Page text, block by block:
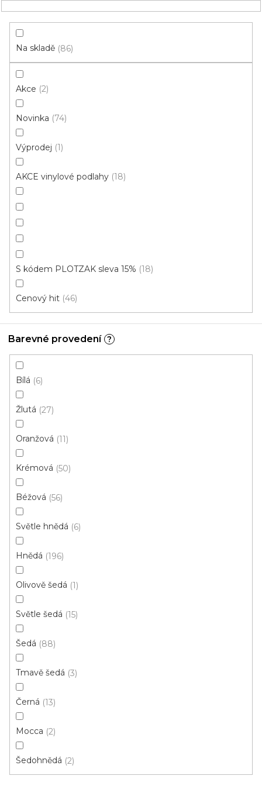
obsah
HLEDAT
NÁKUPNÍ
Do bytu/domu
Vinyl do bytu/domu: Typ
pokládky: Plovoucí (Click-
zámková)
kuchyň
hosty
ZAVŘÍT FILTR
Na skladě 86
Akce 2
Novinka 74
Výprodej 1
AKCE vinylové podlahy 18
S kódem PLOTZAK sleva 15% 18
Cenový hit 46
Barevné provedení ?
Bílá 6
Žlutá 27
Oranžová 11
Krémová 50
Béžová 56
Světle hnědá 6
Hnědá 196
Olivově šedá 1
Světle šedá 15
Šedá 88
Tmavě šedá 3
Černá 13
Mocca 2
Šedohnědá 2
Skvělá cena